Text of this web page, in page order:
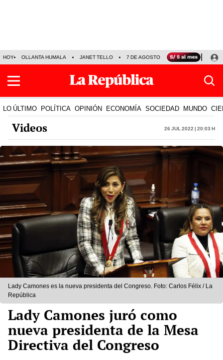
HOY OLLANTA HUMALA JANET TELLO 7 DE AGOSTO TINKA RESULTADOS
LO ÚLTIMO POLÍTICA OPINIÓN ECONOMÍA SOCIEDAD MUNDO
Videos 26 Jul 2022 | 20:03 h
Lady Camones es la nueva presidenta del Congreso. Foto: Carlos Félix / La
República
Lady Camones juró como
nueva presidenta de la Mesa
Directiva del Congreso